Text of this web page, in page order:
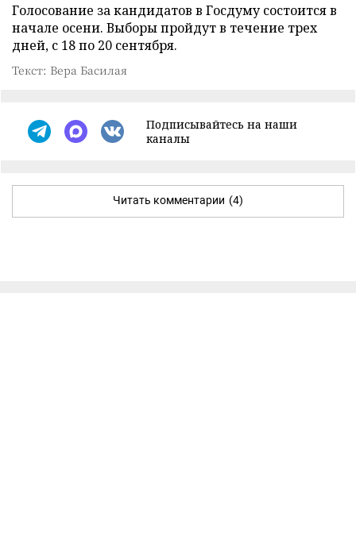
Голосование за кандидатов в Госдуму состоится в
начале осени. Выборы пройдут в течение трех
дней, с 18 по 20 сентября.
Текст: Вера Басилая
Подписывайтесь на наши
каналы
Читать комментарии (4)